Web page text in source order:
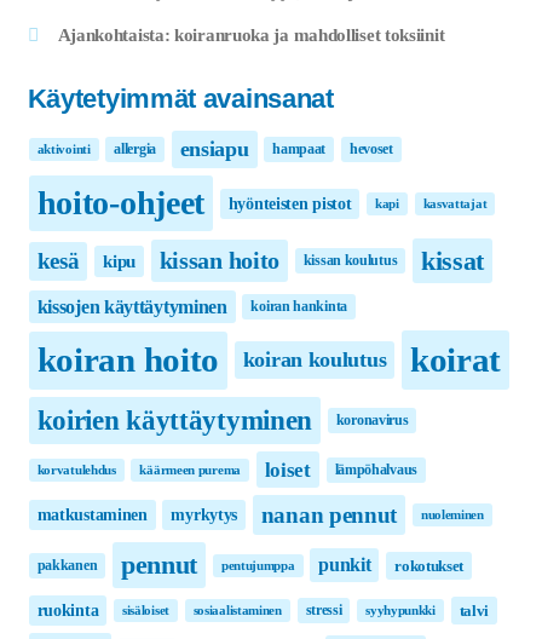
Ajankohtaista: koiranruoka ja mahdolliset toksiinit
Käytetyimmät avainsanat
aktivointi allergia ensiapu hampaat hevoset
hoito-ohjeet hyönteisten pistot kapi kasvattajat
kesä kipu kissan hoito kissan koulutus kissat
kissojen käyttäytyminen koiran hankinta
koiran hoito koiran koulutus koirat
koirien käyttäytyminen koronavirus
korvatulehdus käärmeen purema loiset lämpöhalvaus
matkustaminen myrkytys nanan pennut nuoleminen
pakkanen pennut pentujumppa punkit rokotukset
ruokinta sisäloiset sosiaalistaminen stressi syyhypunkki talvi